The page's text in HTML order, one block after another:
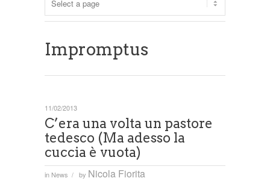
Impromptus
C’era una volta un pastore
tedesco (Ma adesso la
cuccia è vuota)
in News / by Nicola Fiorita
11/02/2013